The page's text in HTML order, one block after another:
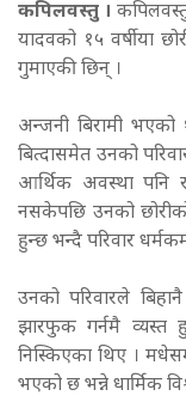
कपिलवस्तु ।
यादवको १५ वर्षीया
गुमाएकी छिन् ।
अन्जनी बिरामी
बित्दासमेत उनको
आर्थिक अवस्था पनि
नसकेपछि उनको
हुन्छ भन्दै परिवार
उनको परिवारले
झारफुक गर्नमै व्यस्त
निस्किएका थिए ।
भएको छ भन्ने धार्मिक